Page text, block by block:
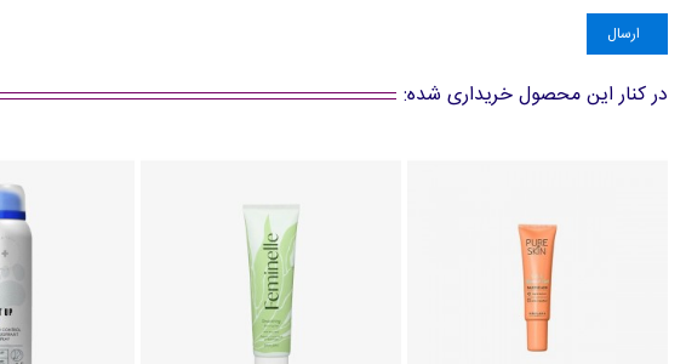
ارسال
در کنار این محصول خریداری شده: